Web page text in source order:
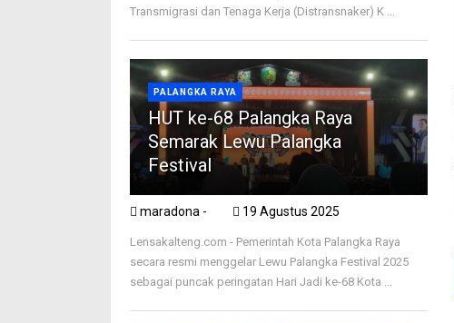
Transmigrasi dan Tenaga Kerja (Distransnaker) K ...
PALANGKA RAYA
HUT ke-68 Palangka Raya
Semarak Lewu Palangka
Festival
maradona - 19 Agustus 2025
Lensakalteng.com - Pemerintah Kota Palangka Raya
secara resmi menggelar Lewu Palangka Festival 2025
sebagai puncak peringatan Hari Jadi ke-68 Kota ...